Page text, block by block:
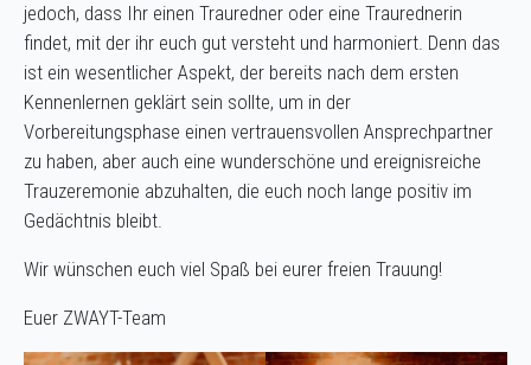
jedoch, dass Ihr einen Trauredner oder eine Traurednerin
findet, mit der ihr euch gut versteht und harmoniert. Denn das
ist ein wesentlicher Aspekt, der bereits nach dem ersten
Kennenlernen geklärt sein sollte, um in der
Vorbereitungsphase einen vertrauensvollen Ansprechpartner
zu haben, aber auch eine wunderschöne und ereignisreiche
Trauzeremonie abzuhalten, die euch noch lange positiv im
Gedächtnis bleibt.
Wir wünschen euch viel Spaß bei eurer freien Trauung!
Euer ZWAYT-Team